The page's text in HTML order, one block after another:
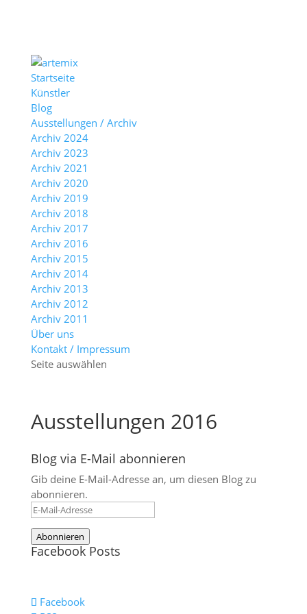
Startseite
Künstler
Blog
Ausstellungen / Archiv
Archiv 2024
Archiv 2023
Archiv 2021
Archiv 2020
Archiv 2019
Archiv 2018
Archiv 2017
Archiv 2016
Archiv 2015
Archiv 2014
Archiv 2013
Archiv 2012
Archiv 2011
Über uns
Kontakt / Impressum
Seite auswählen
Ausstellungen 2016
Blog via E-Mail abonnieren
Gib deine E-Mail-Adresse an, um diesen Blog zu
abonnieren.
E-
Adresse
Abonnieren
Facebook Posts
Facebook